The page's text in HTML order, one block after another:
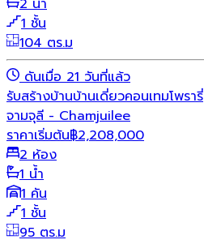
2 น้ำ
1 ชั้น
104 ตร.ม
ดันเมื่อ 21 วันที่แล้ว
รับสร้างบ้านบ้านเดี่ยวคอนเทมโพรารี่
จามจุลี - Chamjuilee
ราคาเริ่มต้น฿2,208,000
2 ห้อง
1 น้ำ
1 คัน
1 ชั้น
95 ตร.ม